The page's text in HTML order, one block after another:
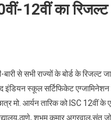
12वीं का रिजल्ट
से सभी राज्यों के बोर्ड के रिजल्ट
स्कूल सर्टिफिकेट एग्जामिनेशन
मो. आर्यन तारिक को ISC 12वीं के
शुभम कुमार